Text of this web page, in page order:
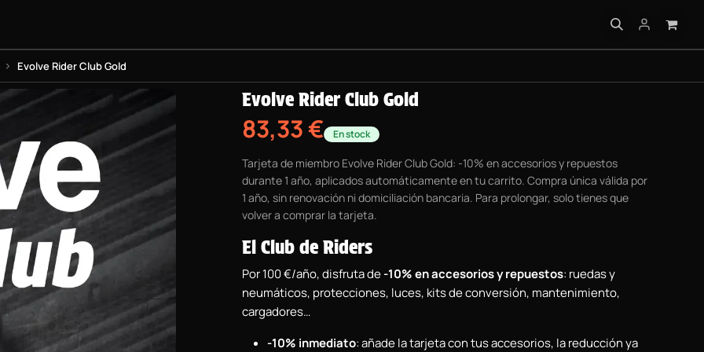
Evolve Rider Club Gold
Evolve Rider Club Gold
83,33€ En stock
Tarjeta de miembro Evolve Rider Club Gold: -10% en accesorios y repuestos
durante 1 año, aplicados automáticamente en tu carrito. Compra única válida por
1 año, sin renovación ni domiciliación bancaria. Para prolongar, solo tienes que
volver a comprar la tarjeta.
El Club de Riders
Por 100 €/año, disfruta de-10% en accesorios y repuestos: ruedas y
neumáticos, protecciones, luces, kits de conversión, mantenimiento,
cargadores…
-10% inmediato: añade la tarjeta con tus accesorios, la reducción ya